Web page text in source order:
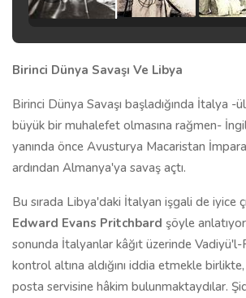
Birinci Dünya Savaşı Ve Libya
Birinci Dünya Savaşı başladığında İtalya -
büyük bir muhalefet olmasına rağmen-
yanında önce Avusturya Macaristan
ardından Almanya'ya savaş açtı.
Bu sırada Libya'daki İtalyan işgali de iyice
Edward Evans Pritchbard şöyle
sonunda İtalyanlar kâğıt üzerinde
kontrol altına aldığını iddia etmekle
posta servisine hâkim bulunmaktaydılar.